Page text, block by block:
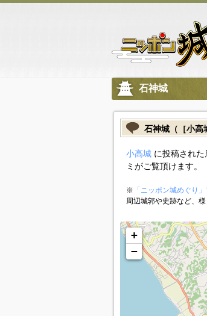
石神城
石神城（［小高
小高城に投稿された
ミがご覧頂けます。
※ 「ニッポン城めぐり」
周辺城郭や史跡など、
+
−